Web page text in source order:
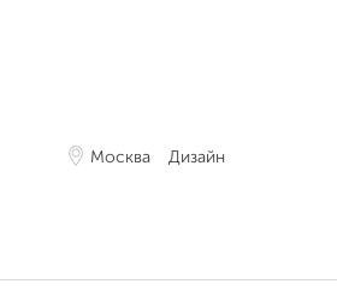
Москва Дизайн